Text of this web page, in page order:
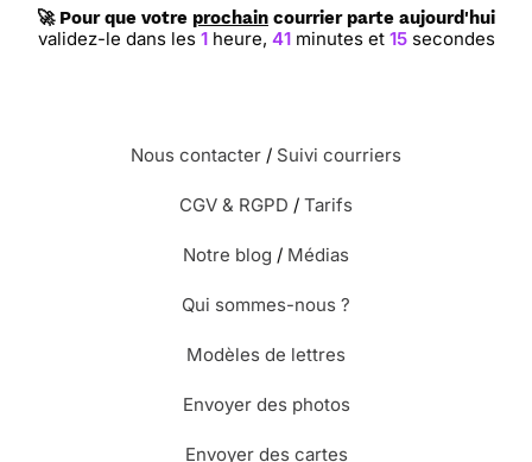
🚀 Pour que votre prochain courrier parte aujourd'hui
validez-le dans les 1heure, 41minutes et 14 secondes
Nous contacter / Suivi courriers
CGV & RGPD / Tarifs
Notre blog / Médias
Qui sommes-nous ?
Modèles de lettres
Envoyer des photos
Envoyer des cartes